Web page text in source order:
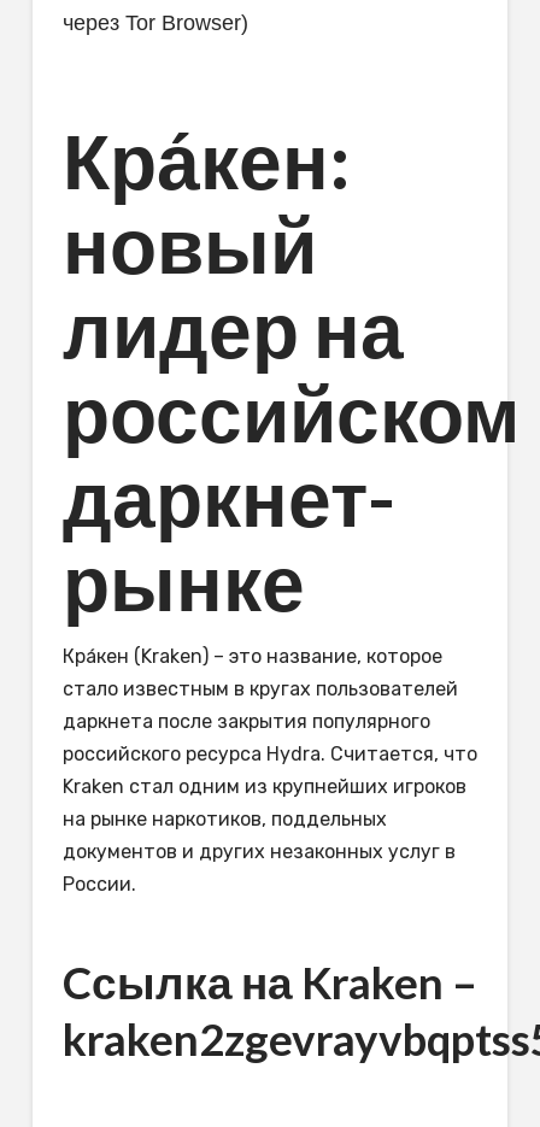
через Tor Browser)
Кра́кен:
новый
лидер на
российском
даркнет-
рынке
Кра́кен (Kraken) – это название, которое
стало известным в кругах пользователей
даркнета после закрытия популярного
российского ресурса Hydra. Считается, что
Kraken стал одним из крупнейших игроков
на рынке наркотиков, поддельных
документов и других незаконных услуг в
России.
Cсылка на Kraken –